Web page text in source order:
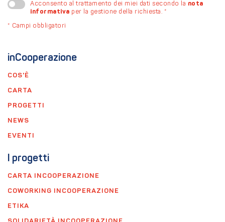
inCooperazione
COS'È
CARTA
PROGETTI
NEWS
EVENTI
I progetti
CARTA INCOOPERAZIONE
COWORKING INCOOPERAZIONE
ETIKA
Acconsento al trattamento dei miei dati secondo la nota
informativa per la gestione della richiesta. *
* Campi obbligatori